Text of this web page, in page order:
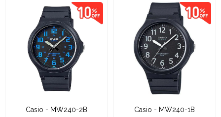
Casio - MW240-2B Casio - MW240-1B